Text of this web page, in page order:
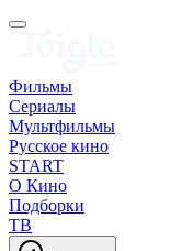
Фильмы
Сериалы
Мультфильмы
Русское кино
START
О Кино
Подборки
ТВ